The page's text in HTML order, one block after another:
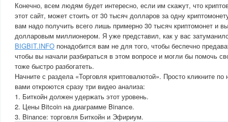
Конечно, всем людям будет интересно, если им скажут, что
этот сайт, может стоить от 30 тысяч долларов за одну
вам надо получить всего лишь примерно 30 тысяч криптомонет и
долларовым миллионером. Я уже представил, как у вас
BIGBIT.INFO понадобится вам не для того, чтобы беспечно
чтобы вы начали разбираться в этом вопросе и могли бы помочь
тоже быстро разбогатеть.
Начните с раздела «Торговля криптовалютой». Просто кликните
вами откроются сразу три видео анализа:
1. Биткойн должен удержать этот уровень.
2. Цены Bitcoin на диаграмме Binance.
3. Binance: торговля Биткойн и Эфириум.